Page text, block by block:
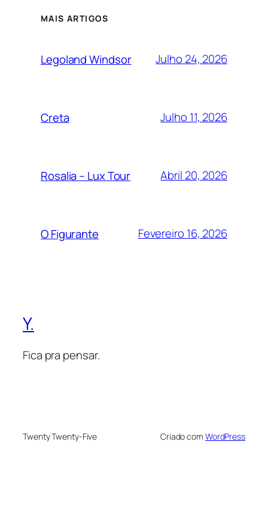
MAIS ARTIGOS
Legoland Windsor Julho 24, 2026
Creta Julho 11, 2026
Rosalia – Lux Tour Abril 20, 2026
O Figurante Fevereiro 16, 2026
Y.
Fica pra pensar.
Twenty Twenty-Five Criado com WordPress